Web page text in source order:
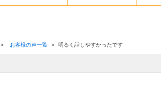
> お客様の声一覧 > 明るく話しやすかったです